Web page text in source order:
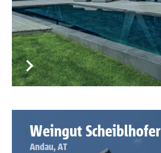
Weingut Scheiblhofer
Andau, AT